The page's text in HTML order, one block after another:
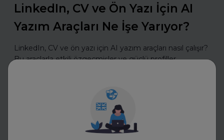
LinkedIn, CV ve Ön Yazı İçin AI
Yazım Araçları Ne İşe Yarıyor?
LinkedIn, CV ve ön yazı için AI yazım araçları nasıl çalışır?
Bu araçlarla etkili özgeçmişler ve güçlü profiller